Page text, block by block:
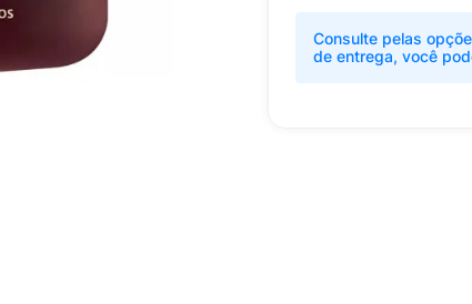
Consulte pelas
de entrega, você